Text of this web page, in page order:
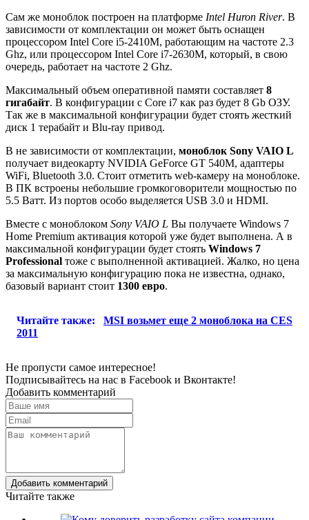
Сам же моноблок построен на платформе Intel Huron River. В
зависимости от комплектации он может быть оснащен
процессором Intel Core i5-2410M, работающим на частоте 2.3
Ghz, или процессором Intel Core i7-2630M, который, в свою
очередь, работает на частоте 2 Ghz.
Максимальный объем оперативной памяти составляет 8
гигабайт. В конфигурации с Core i7 как раз будет 8 Gb ОЗУ.
Так же в максимальной конфигурации будет стоять жесткий
диск 1 терабайт и Blu-ray привод.
В не зависимости от комплектации, моноблок Sony VAIO L
получает видеокарту NVIDIA GeForce GT 540M, адаптеры
WiFi, Bluetooth 3.0. Стоит отметить web-камеру на моноблоке.
В ПК встроены небольшие громкоговорители мощностью по
5.5 Ватт. Из портов особо выделяется USB 3.0 и HDMI.
Вместе с моноблоком Sony VAIO L Вы получаете Windows 7
Home Premium активация которой уже будет выполнена. А в
максимальной конфигурации будет стоять Windows 7
Professional тоже с выполненной активацией. Жалко, но цена
за максимальную конфигурацию пока не известна, однако,
базовый вариант стоит 1300 евро.
Читайте также:
MSI возьмет еще 2 моноблока на CES
2011
Не пропусти самое интересное!
Подписывайтесь на нас в Facebook и Вконтакте!
Добавить комментарий
Добавить комментарий
Читайте также